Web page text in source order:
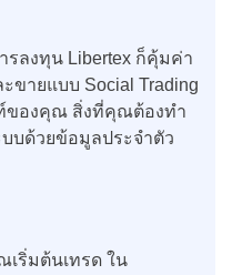
ลงทุน Libertex ก็คุ้มค่า
ายแบบ Social Trading
ของคุณ สิ่งที่คุณต้องทำ
บด้วยข้อมูลประจำตัว
ริ่มต้นเทรด ใน